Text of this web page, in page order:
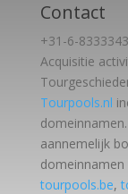
Contact
+31-6-
Acquisitie
Tourpools.nl
aannemelijk
tourpools.be,